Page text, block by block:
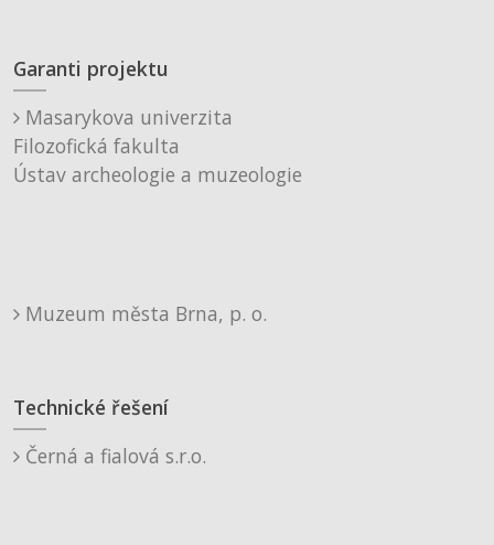
Garanti projektu
Masarykova univerzita
Filozofická fakulta
Ústav archeologie a muzeologie
Muzeum města Brna, p. o.
Technické řešení
Černá a fialová s.r.o.